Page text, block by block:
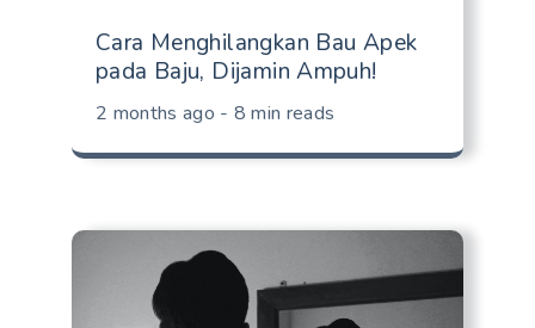
Cara Menghilangkan Bau Apek
pada Baju, Dijamin Ampuh!
2 months ago - 8 min reads